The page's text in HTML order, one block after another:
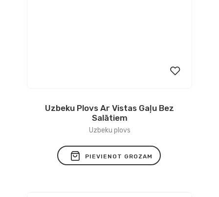
Pievienot
Uzbeku Plovs Ar Vistas Gaļu Bez
Salātiem
Uzbeku plovs
PIEVIENOT GROZAM